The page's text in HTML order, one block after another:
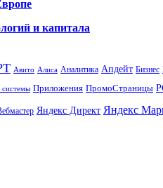
и капитала
Авито Алиса Аналитика Апдейт Бизнес
системы Приложения ПромоСтраницы
Яндекс Директ Яндекс